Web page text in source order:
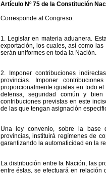
Artículo Nº 75 de la Constitución
Corresponde al Congreso:
1. Legislar en materia aduanera.
exportación, los cuales, así como
serán uniformes en toda la Nación.
2. Imponer contribuciones
provincias. Imponer
proporcionalmente iguales en todo
defensa, seguridad común y
contribuciones previstas en este
de las que tengan asignación
Una ley convenio, sobre la
provincias, instituirá regímenes de
garantizando la automaticidad en la
La distribución entre la Nación, las
entre éstas, se efectuará en relación